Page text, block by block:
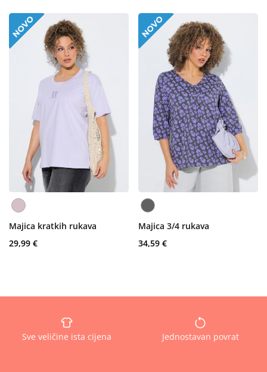
Majica kratkih rukava
29,99 €
Majica 3/4 rukava
34,59 €
Sve veličine ista cijena Jednostavan povrat